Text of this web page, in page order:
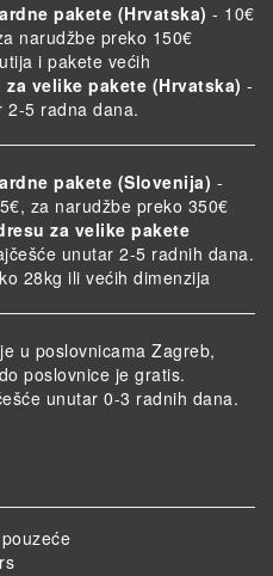
pakete (Hrvatska) - 10€
narudžbe preko 150€
i pakete većih
velike pakete (Hrvatska) -
2-5 radna dana.
pakete (Slovenija) -
za narudžbe preko 350€
za velike pakete
unutar 2-5 radnih dana.
28kg ili većih dimenzija
u poslovnicama Zagreb,
poslovnice je gratis.
unutar 0-3 radnih dana.